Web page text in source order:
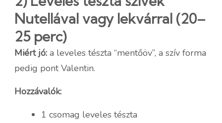
Nutellával vagy lekvárral (20–
25 perc)
Miért jó: a leveles tészta “mentőöv”, a szív forma
pedig pont Valentin.
Hozzávalók:
1 csomag leveles tészta